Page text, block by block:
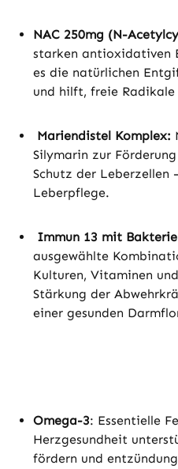
NAC 250mg (N-
starken antioxidativen
es die natürlichen
und hilft, freie
Mariendistel Komplex:
Silymarin zur
Schutz der
Leberpflege.
Immun 13 mit
ausgewählte
Kulturen, Vitaminen
Stärkung der
einer gesunden
Omega-3: Essentielle
Herzgesundheit
fördern und